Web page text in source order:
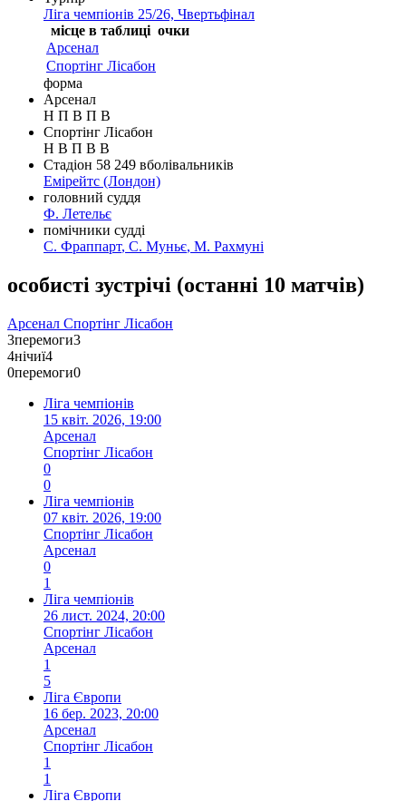
Ліга чемпіонів 25/26, Чвертьфінал
місце в таблиці очки
Арсенал
Спортінг Лісабон
форма
Арсенал
Н П В П В
Спортінг Лісабон
Н В П В В
Стадіон 58 249 вболівальників
Емірейтс (Лондон)
головний суддя
Ф. Летельє
помічники судді
С. Фраппарт, С. Муньє, М. Рахмуні
особисті зустрічі (останні 10 матчів)
Арсенал Спортінг Лісабон
3перемоги3
4нічиї4
0перемоги0
Ліга чемпіонів
15 квіт. 2026, 19:00
Арсенал
Спортінг Лісабон
0
0
Ліга чемпіонів
07 квіт. 2026, 19:00
Спортінг Лісабон
Арсенал
0
1
Ліга чемпіонів
26 лист. 2024, 20:00
Спортінг Лісабон
Арсенал
1
5
Ліга Європи
16 бер. 2023, 20:00
Арсенал
Спортінг Лісабон
1
1
Ліга Європи